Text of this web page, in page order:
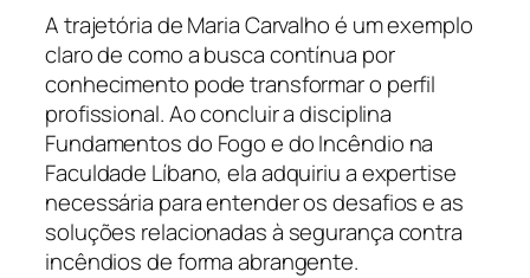
A trajetória de Maria Carvalho é um exemplo
claro de como a busca contínua por
conhecimento pode transformar o perfil
profissional. Ao concluir a disciplina
Fundamentos do Fogo e do Incêndio na
Faculdade Líbano, ela adquiriu a expertise
necessária para entender os desafios e as
soluções relacionadas à segurança contra
incêndios de forma abrangente.